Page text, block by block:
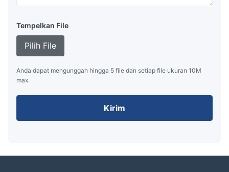
Tempelkan File
Pilih File
Anda dapat mengunggah hingga 5 file dan setiap file ukuran 10M
max.
Kirim